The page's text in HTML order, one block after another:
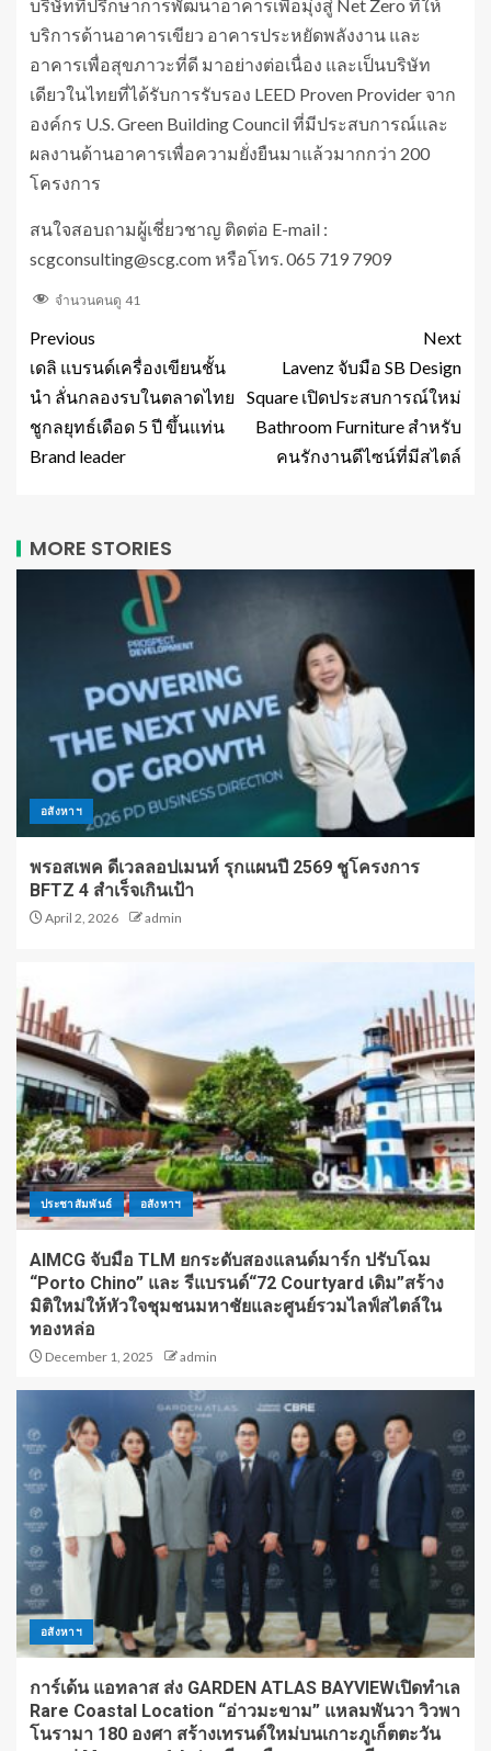
บริษัทที่ปรึกษาการพัฒนาอาคารเพื่อมุ่งสู่ Net Zero ที่ให้
บริการด้านอาคารเขียว อาคารประหยัดพลังงาน และ
อาคารเพื่อสุขภาวะที่ดี มาอย่างต่อเนื่อง และเป็นบริษัท
เดียวในไทยที่ได้รับการรับรอง LEED Proven Provider จาก
องค์กร U.S. Green Building Council ที่มีประสบการณ์และ
ผลงานด้านอาคารเพื่อความยั่งยืนมาแล้วมากกว่า 200
โครงการ
สนใจสอบถามผู้เชี่ยวชาญ ติดต่อ E-mail :
scgconsulting@scg.com หรือโทร. 065 719 7909
จำนวนคนดู 41
Previous
เดลิ แบรนด์เครื่องเขียนชั้น
นำ ลั่นกลองรบในตลาดไทย
ชูกลยุทธ์เดือด 5 ปี ขึ้นแท่น
Brand leader
Next
Lavenz จับมือ SB Design
Square เปิดประสบการณ์ใหม่
Bathroom Furniture สำหรับ
คนรักงานดีไซน์ที่มีสไตล์
MORE STORIES
อสังหาฯ
พรอสเพค ดีเวลลอปเมนท์ รุกแผนปี 2569 ชูโครงการ
BFTZ 4 สำเร็จเกินเป้า
April 2, 2026 admin
ประชาสัมพันธ์ อสังหาฯ
AIMCG จับมือ TLM ยกระดับสองแลนด์มาร์ก ปรับโฉม
“Porto Chino” และ รีแบรนด์“72 Courtyard เดิม”สร้าง
มิติใหม่ให้หัวใจชุมชนมหาชัยและศูนย์รวมไลฟ์สไตล์ใน
ทองหล่อ
December 1, 2025 admin
อสังหาฯ
การ์เด้น แอทลาส ส่ง GARDEN ATLAS BAYVIEWเปิดทำเล
Rare Coastal Location “อ่าวมะขาม” แหลมพันวา วิวพา
โนรามา 180 องศา สร้างเทรนด์ใหม่บนเกาะภูเก็ตตะวัน